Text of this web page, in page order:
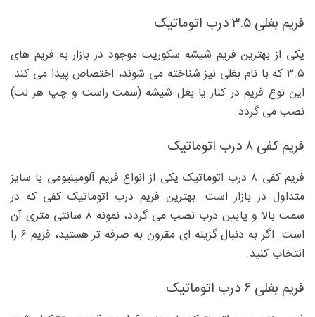
فریم بغلی ۳.۵ درب اتوماتیک
یکی از بهترین فریم شیشه سکوریت موجود در بازار به فریم های
۳.۵ که با نام بغلی نیز شناخته می شوند، اختصاص پیدا می کند.
این نوع فریم در کنار یا بغل شیشه (سمت راست و چپ هر لت)
نصب می گردد.
فریم کفی ۸ درب اتوماتیک
فریم کفی ۸ درب اتوماتیک یکی از انواع فریم آلومینیومی با سایز
متداول در بازار است. بهترین فریم درب اتوماتیک کفی که در
سمت بالا و پایین درب نصب می گردد، نمونه ۸ سانتی متری آن
است. اگر به دنبال گزینه ای مقرون به صرفه تر هستید، فریم ۶ را
انتخاب کنید.
فریم بغلی ۶ درب اتوماتیک